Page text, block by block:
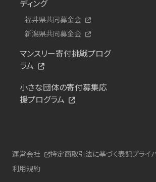
ディング
福井県共同募金会
新潟県共同募金会
マンスリー寄付挑戦プログ
ラム
小さな団体の寄付募集応
援プログラム
運営会社 特定商取引法に基づく表記プライ
利用規約